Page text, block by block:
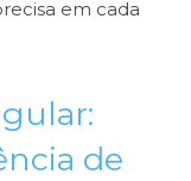
em cada
de